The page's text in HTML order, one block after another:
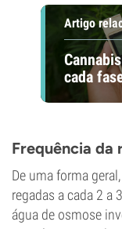
Artigo
cada
Frequência da
De uma forma
regadas a cada 2 a
água de osmose